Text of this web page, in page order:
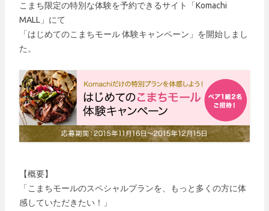
こまち限定の特別な体験を予約できるサイト「Komachi
MALL」にて
「はじめてのこまちモール 体験キャンペーン」を開始しまし
た。
【概要】
「こまちモールのスペシャルプランを、もっと多くの方に体
感していただきたい！」